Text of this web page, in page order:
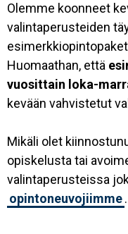
Olemme koonneet
valintaperusteiden
Huomaathan, että
vuosittain loka-
kevään vahvistetut
Mikäli olet
opiskelusta tai
valintaperusteissa
opintoneuvojiimme.